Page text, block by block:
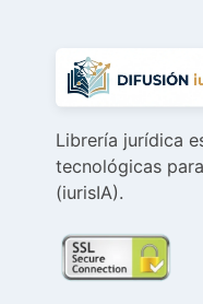
Librería jurídica
tecnológicas
(iurisIA).